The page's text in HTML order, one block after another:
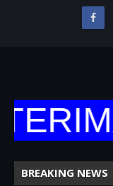
BREAKING NEWS